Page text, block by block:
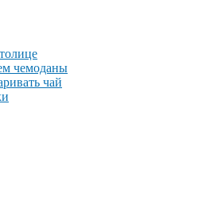
чемоданы
чай